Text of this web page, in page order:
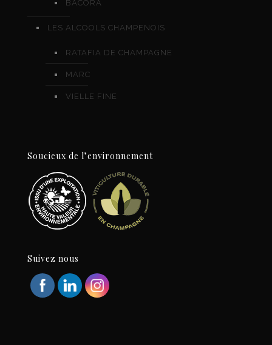
BACORA
LES ALCOOLS CHAMPENOIS
RATAFIA DE CHAMPAGNE
MARC
VIELLE FINE
Soucieux de l’environnement
Suivez nous